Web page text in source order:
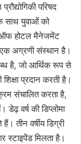
परिषद
साथ युवाओं को
ऑफ होटल मैनेजमेंट
एक अग्रणी संस्थान है।
है, जो आर्थिक रूप से
शिक्षा प्रदान करती है।
संचालित करता है,
वर्ष की डिप्लोमा
तीन वर्षीय डिग्री
स्टाइपेंड मिलता है।